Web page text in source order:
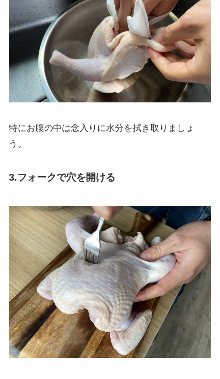
特にお腹の中は念入りに水分を拭き取りましょ
う。
3.フォークで穴を開ける